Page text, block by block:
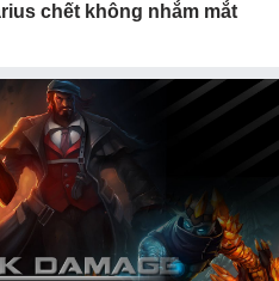
chết không nhắm mắt